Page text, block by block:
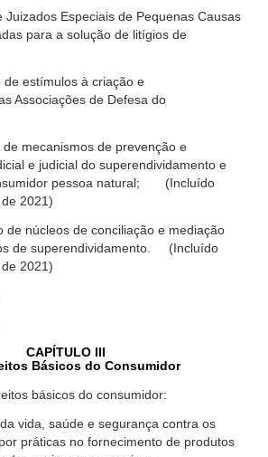
Juizados Especiais de Pequenas Causas
para a solução de litígios de
de estímulos à criação e
Associações de Defesa do
de mecanismos de prevenção e
e judicial do superendividamento e
pessoa natural; (Incluído
2021)
de núcleos de conciliação e mediação
de superendividamento. (Incluído
2021)
CAPÍTULO III
Básicos do Consumidor
básicos do consumidor:
vida, saúde e segurança contra os
práticas no fornecimento de produtos